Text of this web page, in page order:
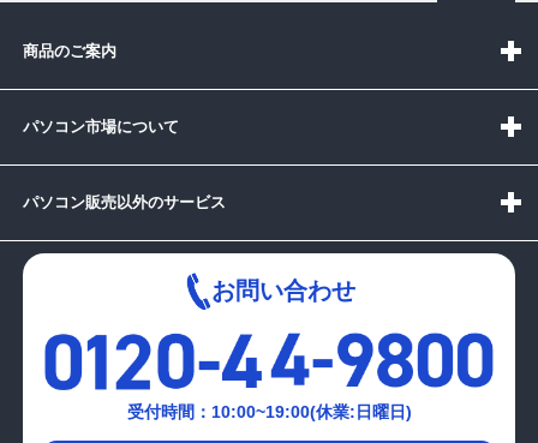
商品のご案内
パソコン市場について
パソコン販売以外のサービス
お問い合わせ
受付時間：10:00~19:00(休業:日曜日)